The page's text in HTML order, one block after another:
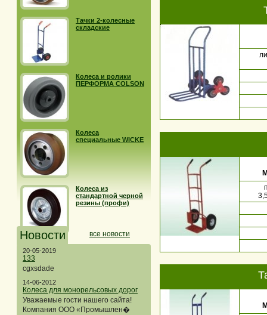
Тачки 2-колесные
складские
Колеса и ролики
ПЕРФОРМА COLSON
Колеса
специальные WICKE
Колеса из
стандартной черной
резины (профи)
Новости все новости
20-05-2019
133
cgxsdade
14-06-2012
Колеса для монорельсовых дорог
Уважаемые гости нашего сайта!
Компания ООО «Промышлен�